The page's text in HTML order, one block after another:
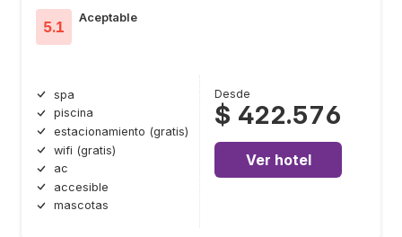
5.1
Aceptable
spa
piscina
estacionamiento (gratis)
wifi (gratis)
ac
accesible
mascotas
Desde
$ 422.576
Ver hotel